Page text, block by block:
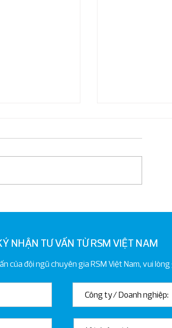
tháng 10
99/2025/TT-
NHẬN TƯ VẤN TỪ RSM VIỆT NAM
của đội ngũ chuyên gia RSM Việt Nam, vui